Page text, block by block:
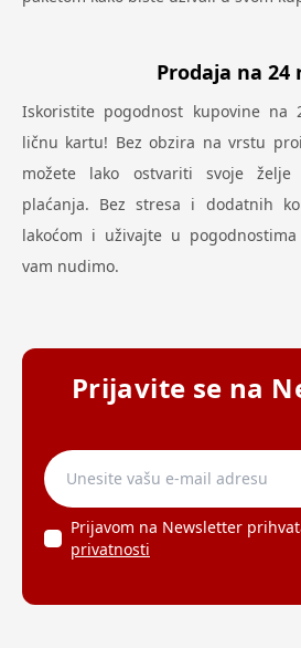
Prodaja na 24
Iskoristite pogodnost kupovine na
ličnu kartu! Bez obzira na vrstu
možete lako ostvariti svoje
plaćanja. Bez stresa i dodatnih
lakoćom i uživajte u
vam nudimo.
Prijavite se na
Prijavom na Newsletter
privatnosti